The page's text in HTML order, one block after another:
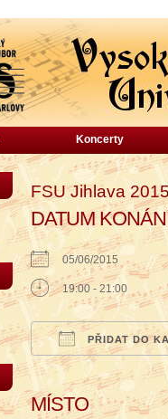
Koncerty
FSU Jihlava
DATUM
05/06/2015
19:00 - 21:00
PŘIDAT DO
Download ICS
Google
MÍSTO